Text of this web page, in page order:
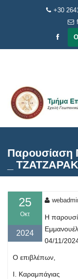
+30
Παρουσίαση
_
25
Οκτ
2024
Η
04/11/
Ο επιβλέπων,
Ι. Καραμπάγιας